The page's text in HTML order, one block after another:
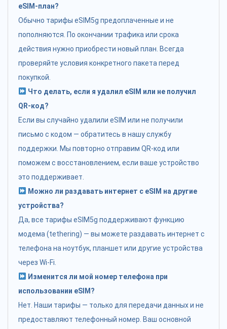
eSIM-план?
Обычно тарифы eSIM5g предоплаченные и не
пополняются. По окончании трафика или срока
действия нужно приобрести новый план. Всегда
проверяйте условия конкретного пакета перед
покупкой.
Что делать, если я удалил eSIM или не получил
QR-код?
Если вы случайно удалили eSIM или не получили
письмо с кодом — обратитесь в нашу службу
поддержки. Мы повторно отправим QR-код или
поможем с восстановлением, если ваше устройство
это поддерживает.
Можно ли раздавать интернет с eSIM на другие
устройства?
Да, все тарифы eSIM5g поддерживают функцию
модема (tethering) — вы можете раздавать интернет с
телефона на ноутбук, планшет или другие устройства
через Wi-Fi.
Изменится ли мой номер телефона при
использовании eSIM?
Нет. Наши тарифы — только для передачи данных и не
предоставляют телефонный номер. Ваш основной